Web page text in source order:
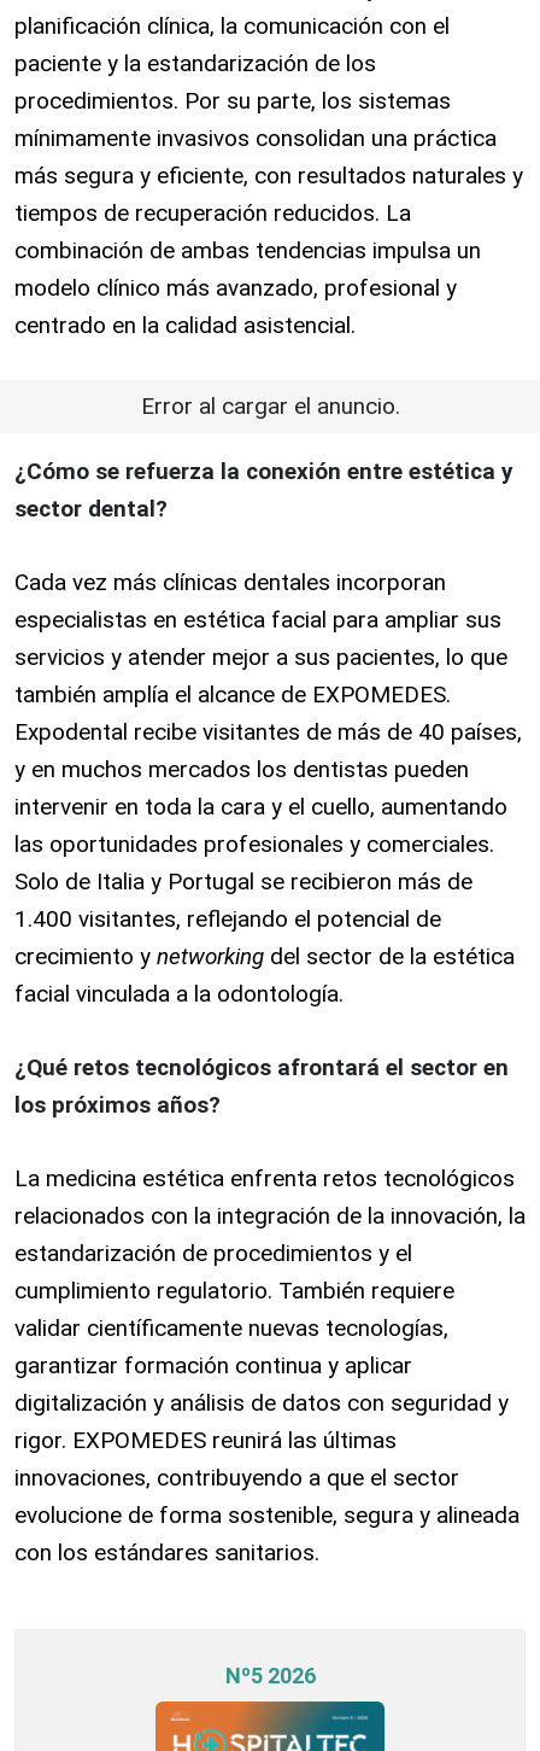
planificación clínica, la comunicación con el
paciente y la estandarización de los
procedimientos. Por su parte, los sistemas
mínimamente invasivos consolidan una práctica
más segura y eficiente, con resultados naturales y
tiempos de recuperación reducidos. La
combinación de ambas tendencias impulsa un
modelo clínico más avanzado, profesional y
centrado en la calidad asistencial.
Error al cargar el anuncio.
¿Cómo se refuerza la conexión entre estética y
sector dental?
Cada vez más clínicas dentales incorporan
especialistas en estética facial para ampliar sus
servicios y atender mejor a sus pacientes, lo que
también amplía el alcance de EXPOMEDES.
Expodental recibe visitantes de más de 40 países,
y en muchos mercados los dentistas pueden
intervenir en toda la cara y el cuello, aumentando
las oportunidades profesionales y comerciales.
Solo de Italia y Portugal se recibieron más de
1.400 visitantes, reflejando el potencial de
crecimiento y networking del sector de la estética
facial vinculada a la odontología.
¿Qué retos tecnológicos afrontará el sector en
los próximos años?
La medicina estética enfrenta retos tecnológicos
relacionados con la integración de la innovación, la
estandarización de procedimientos y el
cumplimiento regulatorio. También requiere
validar científicamente nuevas tecnologías,
garantizar formación continua y aplicar
digitalización y análisis de datos con seguridad y
rigor. EXPOMEDES reunirá las últimas
innovaciones, contribuyendo a que el sector
evolucione de forma sostenible, segura y alineada
con los estándares sanitarios.
Nº5 2026